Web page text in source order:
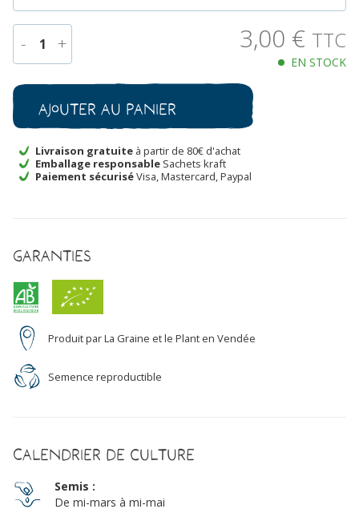
- 1 +
de
Oeillet
d’Inde
Majestic
Bio
3,00 € TTC
EN STOCK
Ajouter au panier
Livraison gratuite à partir de 80€ d'achat
Emballage responsable Sachets kraft
Paiement sécuriséVisa, Mastercard, Paypal
Garanties
Produit par La Graine et le Plant en Vendée
Semence reproductible
Calendrier de culture
Semis :
De mi-mars à mi-mai